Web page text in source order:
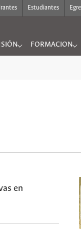
Estudiantes
for "EXTENSIÓN"
FORMACION
Submenu for
en